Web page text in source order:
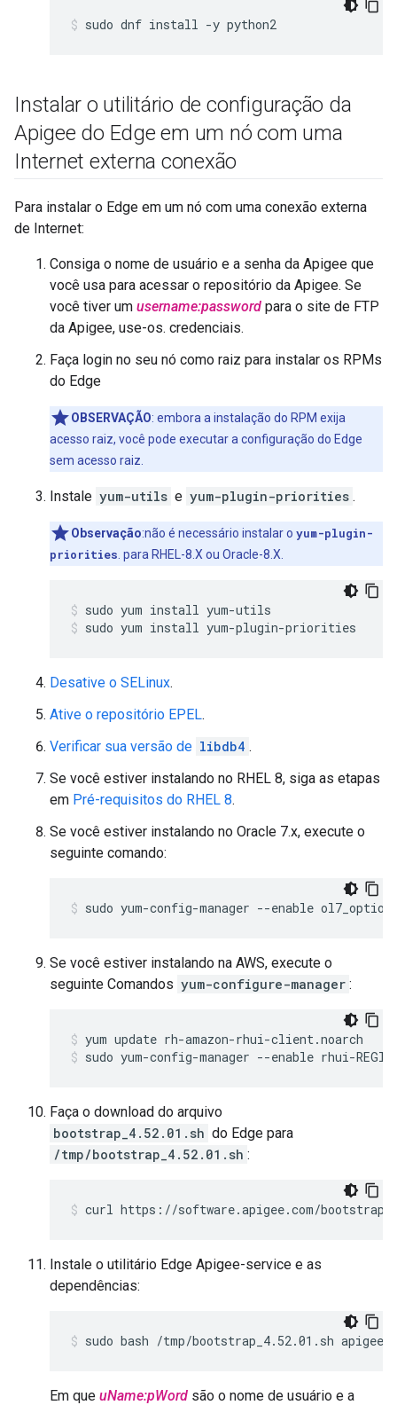
sudo dnf install -y python2
Instalar o utilitário de configuração da
Apigee do Edge em um nó com uma
Internet externa conexão
Para instalar o Edge em um nó com uma conexão externa
de Internet:
Consiga o nome de usuário e a senha da Apigee que
você usa para acessar o repositório da Apigee. Se
você tiver um username:password para o site de FTP
da Apigee, use-os. credenciais.
Faça login no seu nó como raiz para instalar os RPMs
do Edge
OBSERVAÇÃO: embora a instalação do RPM exija
acesso raiz, você pode executar a configuração do Edge
sem acesso raiz.
Instale yum-utils e yum-plugin-priorities .
Observação:não é necessário instalar o yum-plugin-
priorities . para RHEL-8.X ou Oracle-8.X.
sudo yum install yum-plugin-priorities
Desative o SELinux.
Ative o repositório EPEL.
Verificar sua versão de libdb4 .
Se você estiver instalando no RHEL 8, siga as etapas
em Pré-requisitos do RHEL 8.
Se você estiver instalando no Oracle 7.x, execute o
seguinte comando:
sudo yum-config-manager --enable
Se você estiver instalando na AWS, execute o
seguinte Comandos yum-configure-manager :
sudo yum-config-manager --enable rhui-
Faça o download do arquivo
bootstrap_4.52.01.sh do Edge para
/tmp/bootstrap_4.52.01.sh :
curl https://software.apigee.com/
Instale o utilitário Edge Apigee-service e as
dependências:
sudo bash /tmp/bootstrap_4.52.01.sh
Em que uName:pWord são o nome de usuário e a